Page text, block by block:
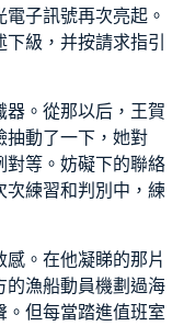
子訊號再次亮起。
級，并按請求指引
。從那以后，王賀
抽動了一下，她對
對等。妨礙下的聯絡
次練習和判別中，練
。在他凝睇的那片
的漁船動員機劃過海
但每當踏進值班室